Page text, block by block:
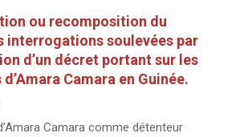
ou recomposition du
interrogations soulevées par
d’un décret portant sur les
Camara en Guinée.
Camara comme détenteur